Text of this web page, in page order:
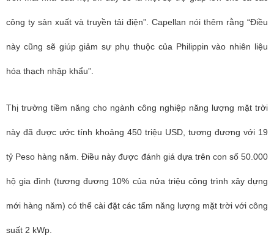
công ty sản xuất và truyền tải điện”. Capellan nói thêm rằng “Điều
này cũng sẽ giúp giảm sự phụ thuộc của Philippin vào nhiên liệu
hóa thạch nhập khẩu”.
Thị trường tiềm năng cho ngành công nghiệp năng lượng mặt trời
này đã được ước tính khoảng 450 triệu USD, tương đương với 19
tỷ Peso hàng năm. Điều này được đánh giá dựa trên con số 50.000
hộ gia đình (tương đương 10% của nửa triệu công trình xây dựng
mới hàng năm) có thể cài đặt các tấm năng lượng mặt trời với công
suất 2 kWp.